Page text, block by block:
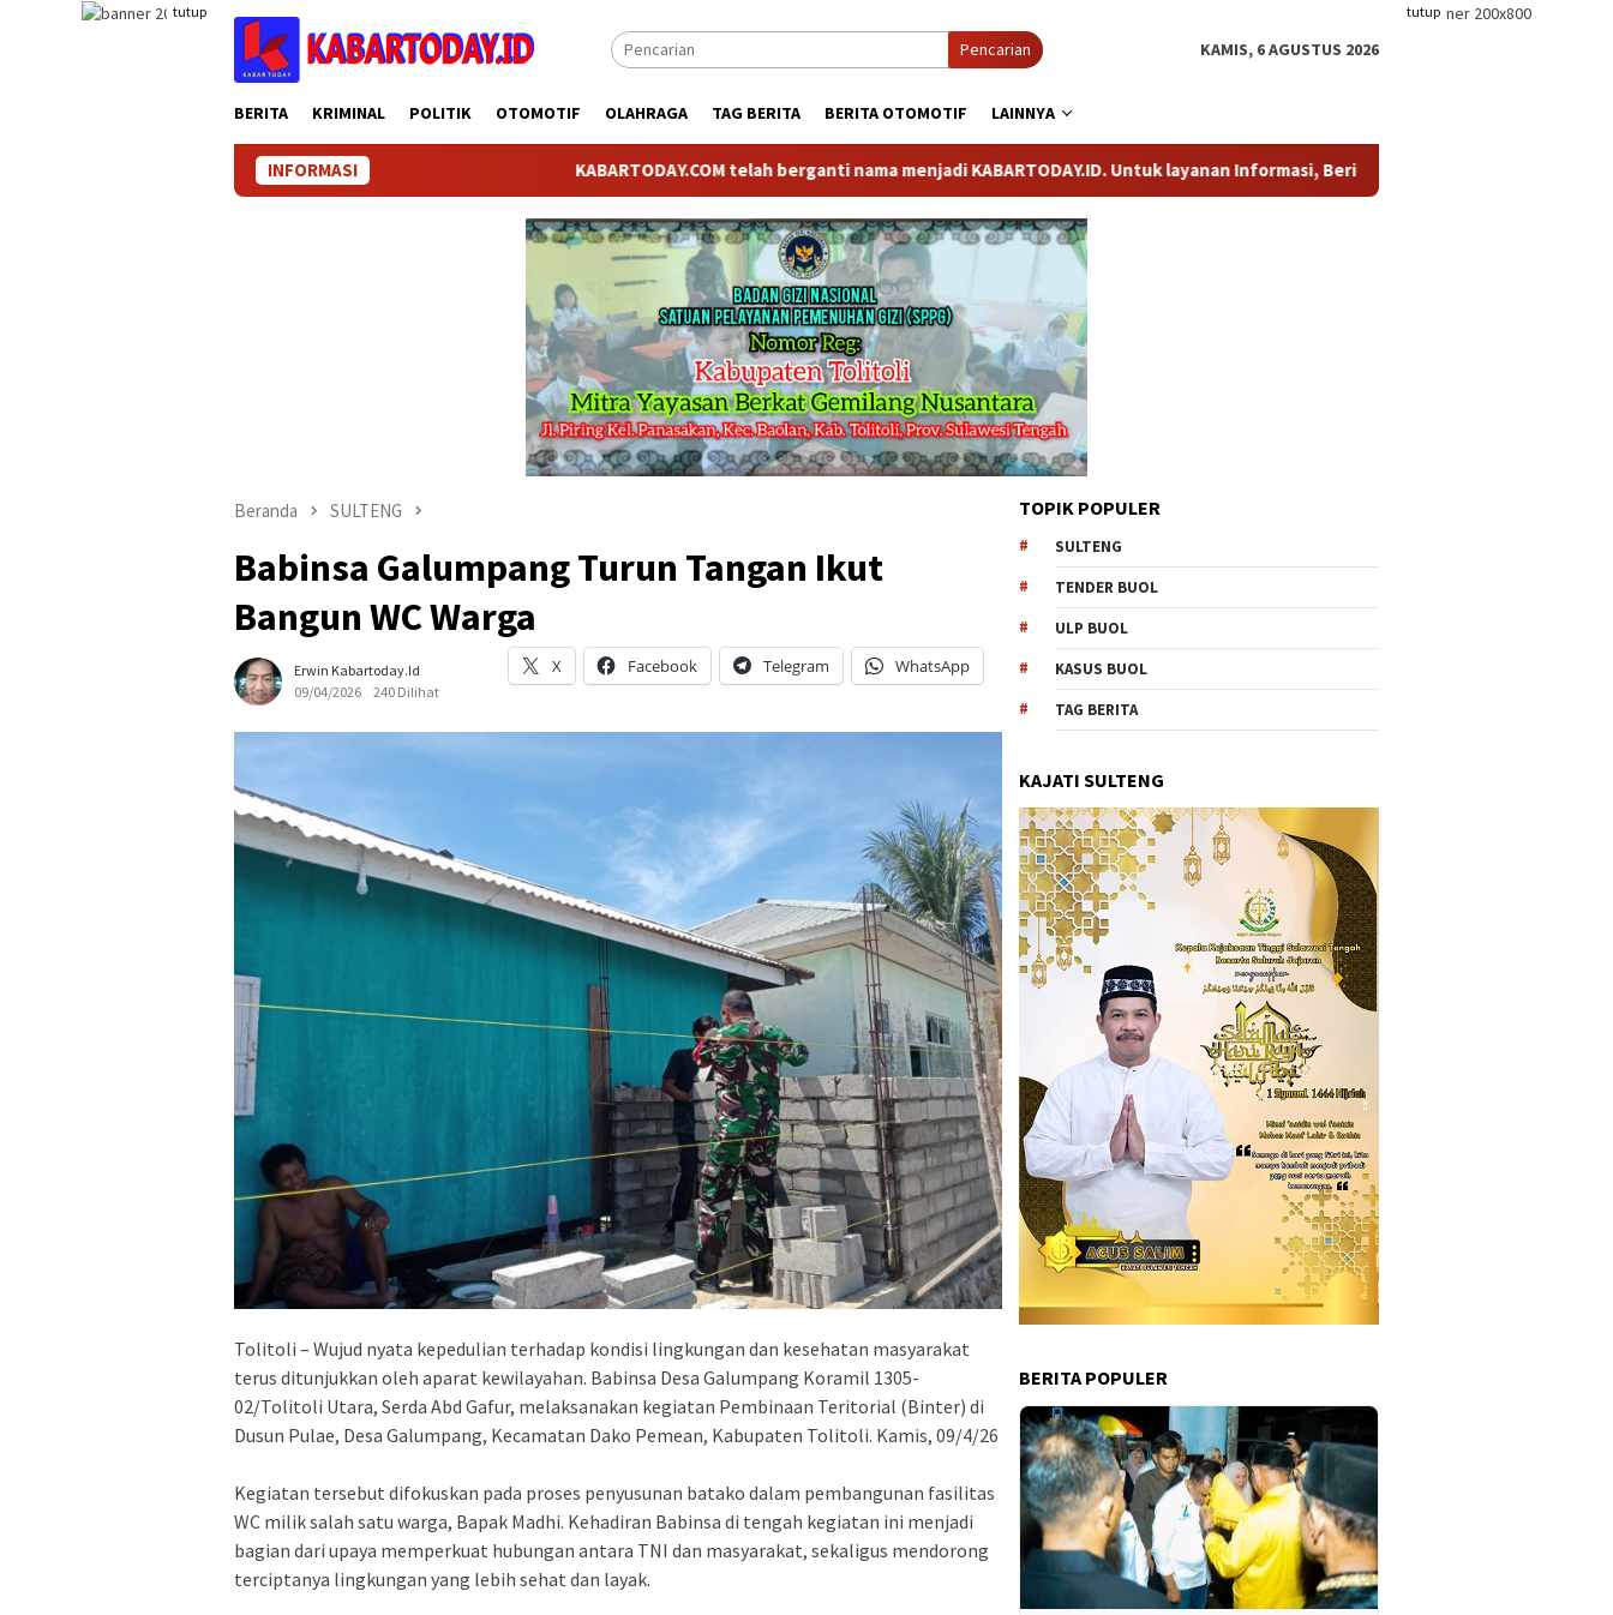
tutup tutup
Pencarian KAMIS, 6 AGUSTUS 2026
BERITA KRIMINAL POLITIK OTOMOTIF OLAHRAGA TAG BERITA BERITA OTOMOTIF LAINNYA
INFORMASI KABARTODAY.COM telah berganti nama menjadi KABARTODAY.ID. Untuk layanan Informasi, Berita, dan Iklan, hubungi kami di
Beranda SULTENG
Babinsa Galumpang Turun Tangan Ikut
Bangun WC Warga
Erwin Kabartoday.id
09/04/2026
240 Dilihat
X Facebook Telegram WhatsApp
Tolitoli – Wujud nyata kepedulian terhadap kondisi lingkungan dan kesehatan masyarakat
terus ditunjukkan oleh aparat kewilayahan. Babinsa Desa Galumpang Koramil 1305-
02/Tolitoli Utara, Serda Abd Gafur, melaksanakan kegiatan Pembinaan Teritorial (Binter) di
Dusun Pulae, Desa Galumpang, Kecamatan Dako Pemean, Kabupaten Tolitoli. Kamis, 09/4/26
Kegiatan tersebut difokuskan pada proses penyusunan batako dalam pembangunan fasilitas
WC milik salah satu warga, Bapak Madhi. Kehadiran Babinsa di tengah kegiatan ini menjadi
bagian dari upaya memperkuat hubungan antara TNI dan masyarakat, sekaligus mendorong
terciptanya lingkungan yang lebih sehat dan layak.
TOPIK POPULER
SULTENG
TENDER BUOL
ULP BUOL
KASUS BUOL
TAG BERITA
KAJATI SULTENG
BERITA POPULER